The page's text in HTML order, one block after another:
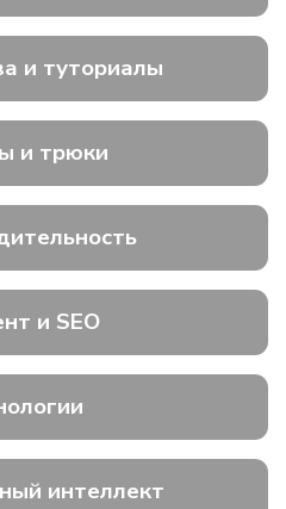
и туториалы
и трюки
и SEO
интеллект